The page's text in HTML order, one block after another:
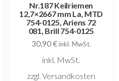
Nr.187 Keilriemen
12,7×2667 mm La, MTD
754-0125, Ariens 72
081, Brill 754-0125
30,90€ inkl. MwSt.
inkl. MwSt.
zzgl. Versandkosten